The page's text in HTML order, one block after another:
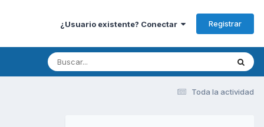
¿Usuario existente? Conectar Registrar
Toda la actividad